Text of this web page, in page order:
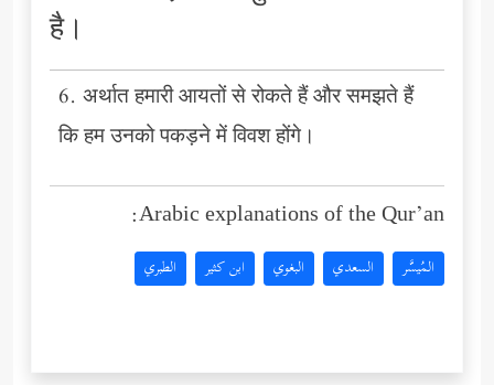
है।
6. अर्थात हमारी आयतों से रोकते हैं और समझते हैं
कि हम उनको पकड़ने में विवश होंगे।
Arabic explanations of the Qur’an:
المُيسَّر السعدي البغوي ابن كثير الطبري